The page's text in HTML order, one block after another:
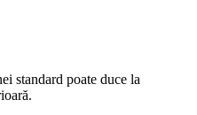
standard poate duce la